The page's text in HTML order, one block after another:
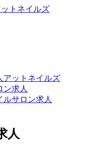
アットネイルズ
ン求人
サロン求人
人